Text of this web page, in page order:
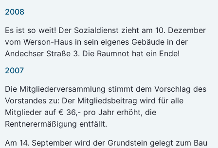
2008
Es ist so weit! Der Sozialdienst zieht am 10. Dezember
vom Werson-Haus in sein eigenes Gebäude in der
Andechser Straße 3. Die Raumnot hat ein Ende!
2007
Die Mitgliederversammlung stimmt dem Vorschlag des
Vorstandes zu: Der Mitgliedsbeitrag wird für alle
Mitglieder auf € 36,- pro Jahr erhöht, die
Rentnerermäßigung entfällt.
Am 14. September wird der Grundstein gelegt zum Bau